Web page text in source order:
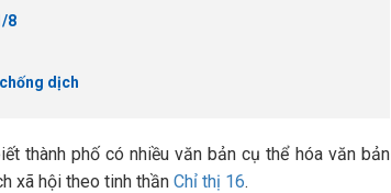
8
dịch
thành phố có nhiều văn bản cụ thể hóa văn bản
xã hội theo tinh thần Chỉ thị 16.